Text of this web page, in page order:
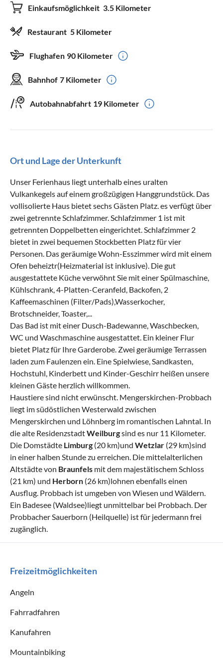
Einkaufsmöglichkeit 3.5 Kilometer
Restaurant 5 Kilometer
Flughafen 90 Kilometer
Bahnhof 7 Kilometer
Autobahnabfahrt 19 Kilometer
Ort und Lage der Unterkunft
Unser Ferienhaus liegt unterhalb eines uralten
Vulkankegels auf einem großzügigen Hanggrundstück. Das
vollisolierte Haus bietet sechs Gästen Platz. es verfügt über
zwei getrennte Schlafzimmer. Schlafzimmer 1 ist mit
getrennten Doppelbetten eingerichtet. Schlafzimmer 2
bietet in zwei bequemen Stockbetten Platz für vier
Personen. Das geräumige Wohn-Esszimmer wird mit einem
Ofen beheiztr(Heizmaterial ist inklusive). Die gut
ausgestattete Küche verwöhnt Sie mit einer Spülmaschine,
Kühlschrank, 4-Platten-Ceranfeld, Backofen, 2
Kaffeemaschinen (Filter/Pads),Wasserkocher,
Brotschneider, Toaster,...
Das Bad ist mit einer Dusch-Badewanne, Waschbecken,
WC und Waschmaschine ausgestattet. Ein kleiner Flur
bietet Platz für Ihre Garderobe. Zwei geräumige Terrassen
laden zum Faulenzen ein. Eine Spielwiese, Sandkasten,
Hochstuhl, Kinderbett und Kinder-Geschirr heißen unsere
kleinen Gäste herzlich willkommen.
Haustiere sind nicht erwünscht. Mengerskirchen-Probbach
liegt im südöstlichen Westerwald zwischen
Mengerskirchen und Löhnberg im romantischen Lahntal. In
die alte ResidenzstadtWeilburgsind es nur 11 Kilometer.
Die Domstädte Limburg (20 km)und Wetzlar (29 km)sind
in einer halben Stunde zu erreichen. Die mittelalterlichen
Altstädte von Braunfels mit dem majestätischem Schloss
(21 km) und Herborn (26 km)lohnen ebenfalls einen
Ausflug. Probbach ist umgeben von Wiesen und Wäldern.
Ein Badesee (Waldsee)liegt unmittelbar bei Probbach. Der
Probbacher Sauerborn (Heilquelle) ist für jedermann frei
zugänglich.
Freizeitmöglichkeiten
Angeln
Fahrradfahren
Kanufahren
Mountainbiking